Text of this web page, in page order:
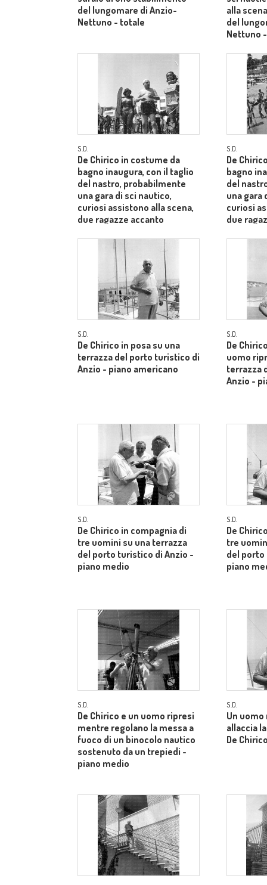
del lungomare di Anzio-
Nettuno - totale
alla
del
Nettuno
S.D.
De Chirico in costume da
bagno inaugura, con il taglio
del nastro, probabilmente
una gara di sci nautico,
curiosi assistono alla scena,
due ragazze accanto
S.D.
De
bagno
del
una gara
curiosi
due
S.D.
De Chirico in posa su una
terrazza del porto turistico di
Anzio - piano americano
S.D.
De
uomo
terrazza
Anzio -
S.D.
De Chirico in compagnia di
tre uomini su una terrazza
del porto turistico di Anzio -
piano medio
S.D.
De
tre
del
piano
S.D.
De Chirico e un uomo ripresi
mentre regolano la messa a
fuoco di un binocolo nautico
sostenuto da un trepiedi -
piano medio
S.D.
Un
allaccia
De